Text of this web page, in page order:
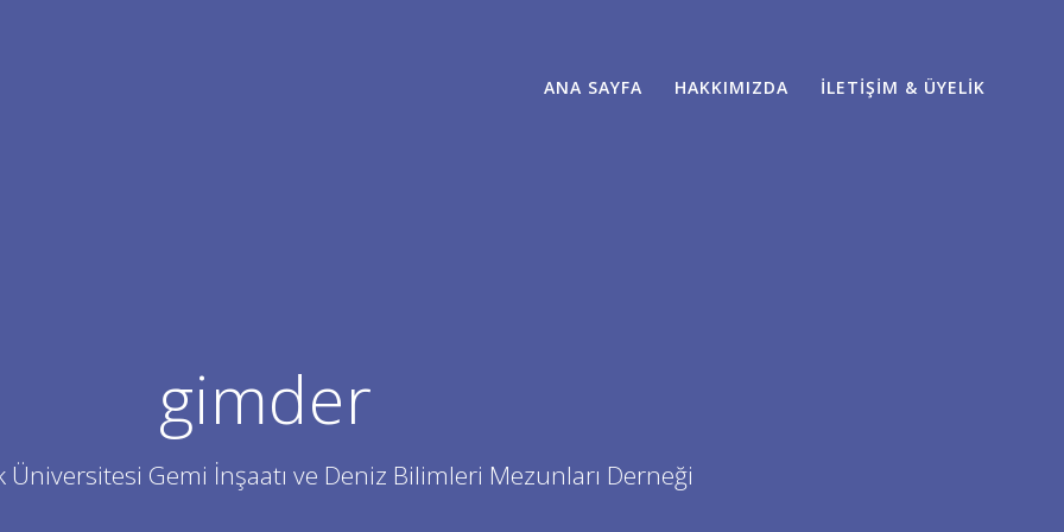
ANA SAYFA HAKKIMIZDA İLETIŞIM & ÜYELIK
gimder
Üniversitesi Gemi İnşaatı ve Deniz Bilimleri Mezunları Derneği